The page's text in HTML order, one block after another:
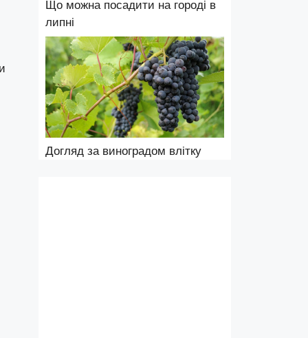
Що можна посадити на городі в
липні
Догляд за виноградом влітку